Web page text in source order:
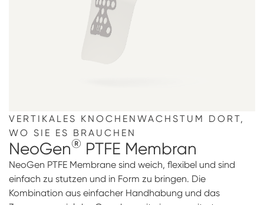
VERTIKALES KNOCHENWACHSTUM DORT,
WO SIE ES BRAUCHEN
NeoGen® PTFE Membran
NeoGen PTFE Membrane sind weich, flexibel und sind
einfach zu stutzen und in Form zu bringen. Die
Kombination aus einfacher Handhabung und das